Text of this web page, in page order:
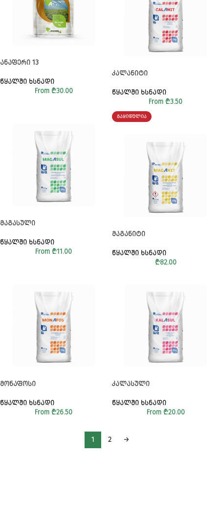
ᲐᲜᲐᲤᲔᲠᲘ 13
ᲬᲧᲐᲚᲨᲘ ᲮᲡᲜᲐᲓᲘ
From ₾30.00
ᲙᲐᲚᲐᲜᲘᲢᲘ
ᲬᲧᲐᲚᲨᲘ ᲮᲡᲜᲐᲓᲘ
From ₾3.50
ᲛᲐᲒᲐᲡᲣᲚᲘ
ᲬᲧᲐᲚᲨᲘ ᲮᲡᲜᲐᲓᲘ
From ₾11.00
ᲒᲐᲧᲘᲓᲣᲚᲘᲐ
ᲛᲐᲒᲐᲜᲘᲢᲘ
ᲬᲧᲐᲚᲨᲘ ᲮᲡᲜᲐᲓᲘ
₾82.00
ᲛᲝᲜᲐᲤᲝᲡᲘ
ᲬᲧᲐᲚᲨᲘ ᲮᲡᲜᲐᲓᲘ
From ₾26.50
ᲙᲐᲚᲐᲡᲣᲚᲘ
ᲬᲧᲐᲚᲨᲘ ᲮᲡᲜᲐᲓᲘ
From ₾20.00
1 2 →